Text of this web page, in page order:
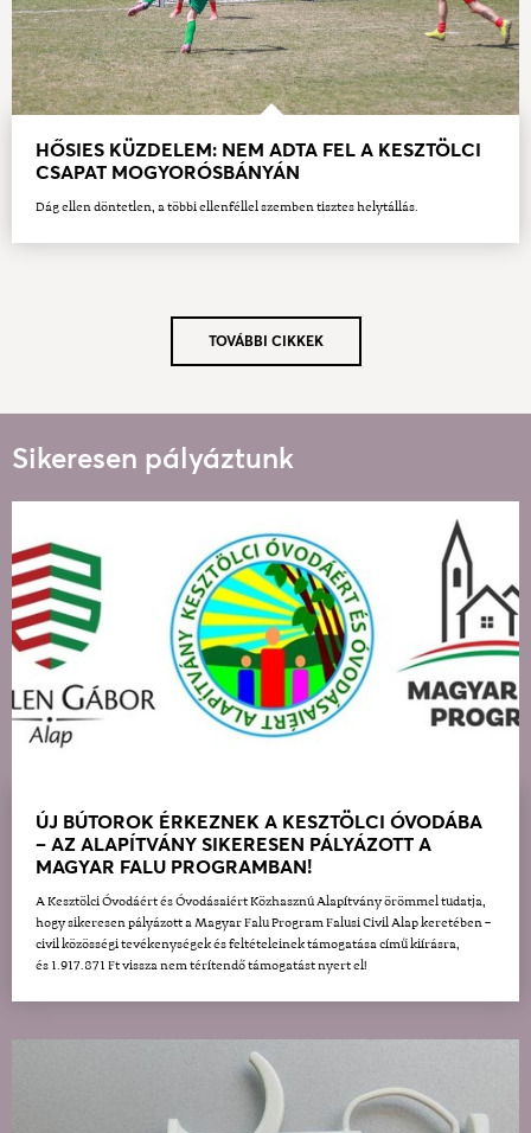
HŐSIES KÜZDELEM: NEM ADTA FEL A KESZTÖLCI
CSAPAT MOGYORÓSBÁNYÁN
Dág ellen döntetlen, a többi ellenféllel szemben tisztes helytállás.
TOVÁBBI CIKKEK
Sikeresen pályáztunk
ÚJ BÚTOROK ÉRKEZNEK A KESZTÖLCI ÓVODÁBA
– AZ ALAPÍTVÁNY SIKERESEN PÁLYÁZOTT A
MAGYAR FALU PROGRAMBAN!
A Kesztölci Óvodáért és Óvodásaiért Közhasznú Alapítvány örömmel tudatja,
hogy sikeresen pályázott a Magyar Falu Program Falusi Civil Alap keretében –
civil közösségi tevékenységek és feltételeinek támogatása című kiírásra,
és 1.917.871 Ft vissza nem térítendő támogatást nyert el!